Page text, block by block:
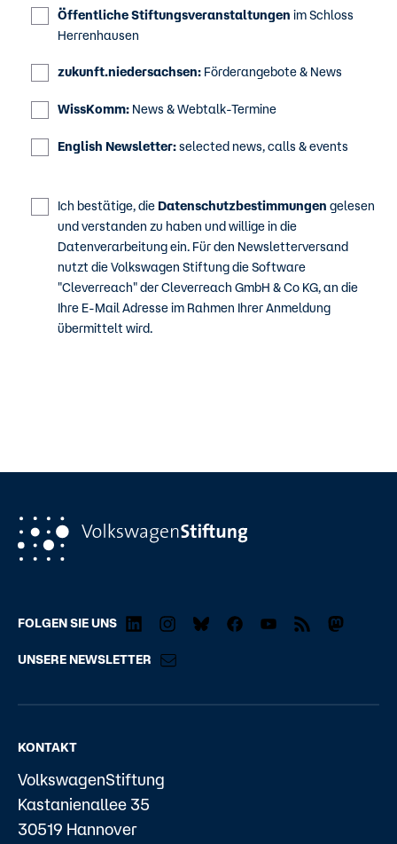
Öffentliche Stiftungsveranstaltungen im Schloss
Herrenhausen
zukunft.niedersachsen: Förderangebote & News
WissKomm: News & Webtalk-Termine
English Newsletter:selected news, calls & events
Ich bestätige, die Datenschutzbestimmungen gelesen
und verstanden zu haben und willige in die
Datenverarbeitung ein. Für den Newsletterversand
nutzt die Volkswagen Stiftung die Software
"Cleverreach" der Cleverreach GmbH & Co KG, an die
Ihre E-Mail Adresse im Rahmen Ihrer Anmeldung
übermittelt wird.
FOLGEN SIE UNS
UNSERE NEWSLETTER
KONTAKT
VolkswagenStiftung
Kastanienallee 35
30519 Hannover